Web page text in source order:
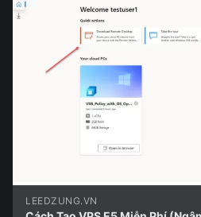
LEEDZUNG.VN